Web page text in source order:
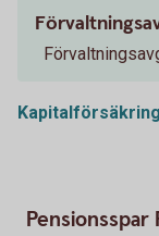
Pensionsspar